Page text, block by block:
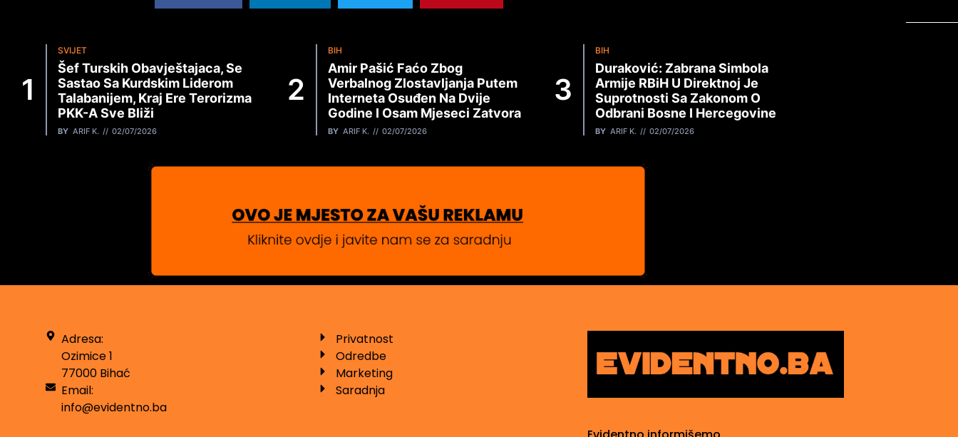
SVIJET
Šef Turskih Obavještajaca, Se
Sastao Sa Kurdskim Liderom
Talabanijem, Kraj Ere Terorizma
PKK-A Sve Bliži
BY ARIF K. 02/07/2026
BIH
Amir Pašić Faćo Zbog
Verbalnog Zlostavljanja Putem
Interneta Osuđen Na Dvije
Godine I Osam Mjeseci Zatvora
BY ARIF K. 02/07/2026
BIH
Duraković: Zabrana Simbola
Armije RBiH U Direktnoj Je
Suprotnosti Sa Zakonom O
Odbrani Bosne I Hercegovine
BY ARIF K. 02/07/2026
Adresa:
Ozimice 1
77000 Bihać
Email:
info@evidentno.ba
Privatnost
Odredbe
Marketing
Saradnja